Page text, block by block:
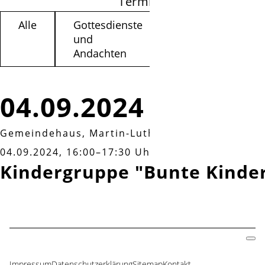
04.09.2024
Alle
Gottesdienste
und
Andachten
Gemeindehaus, Martin-Luther-Weg 3a
04.09.2024, 16:00–17:30 Uhr
Kindergruppe "Bunte